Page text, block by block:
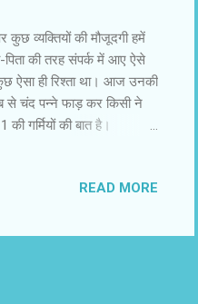
कुछ व्‍यक्तियों की मौजूदगी हमें
की तरह संपर्क में आए ऐसे
ऐसा ही रिश्‍ता था। आज उनकी
से चंद पन्‍ने फाड़ कर किसी ने
गर्मियों की बात है।
यूनिट के सदस्‍यों से अनौपचारिक
जुबान तालु से चिपक गई। मैं
READ MORE